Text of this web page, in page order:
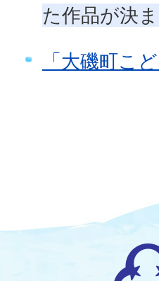
た作品が決
「大磯町こ